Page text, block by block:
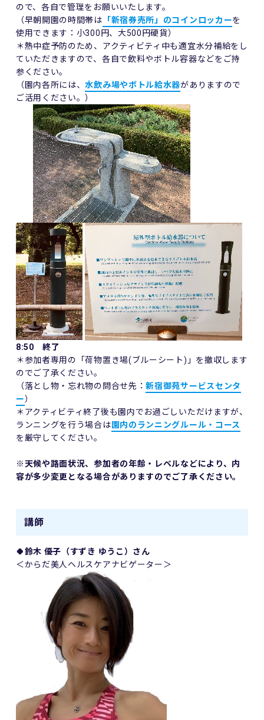
ので、各自で管理をお願いいたします。
（早朝開園の時間帯は 「新宿券売所」のコインロッカーを
使用できます：小300円、大500円硬貨）
＊熱中症予防のため、アクティビティ中も適宜水分補給をし
ていただきますので、各自で飲料やボトル容器などをご持
参ください。
（園内各所には、水飲み場やボトル給水器がありますので
ご活用ください。）
8:50 終了
＊参加者専用の「荷物置き場(ブルーシート)」を撤収します
のでご了承ください。
（落とし物・忘れ物の問合せ先：新宿御苑サービスセンタ
ー）
＊アクティビティ終了後も園内でお過ごしいただけますが、
ランニングを行う場合は園内のランニングルール・コース
を厳守してください。
※天候や路面状況、参加者の年齢・レベルなどにより、内
容が多少変更となる場合がありますのでご了承ください。
講師
🍀鈴木 優子（すずき ゆうこ）さん
＜からだ美人ヘルスケアナビゲーター＞